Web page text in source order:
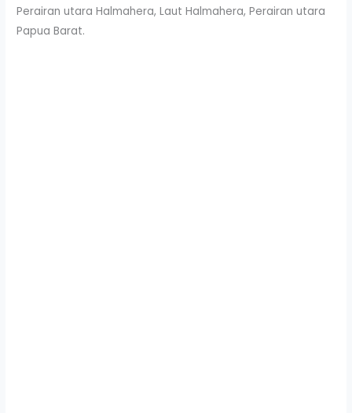
Perairan utara Halmahera, Laut Halmahera, Perairan utara
Papua Barat.